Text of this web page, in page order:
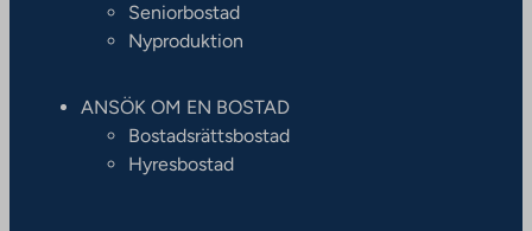
Seniorbostad
Nyproduktion
ANSÖK OM EN BOSTAD
Bostadsrättsbostad
Hyresbostad